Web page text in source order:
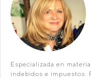
Especializada en
indebidos e impuestos.